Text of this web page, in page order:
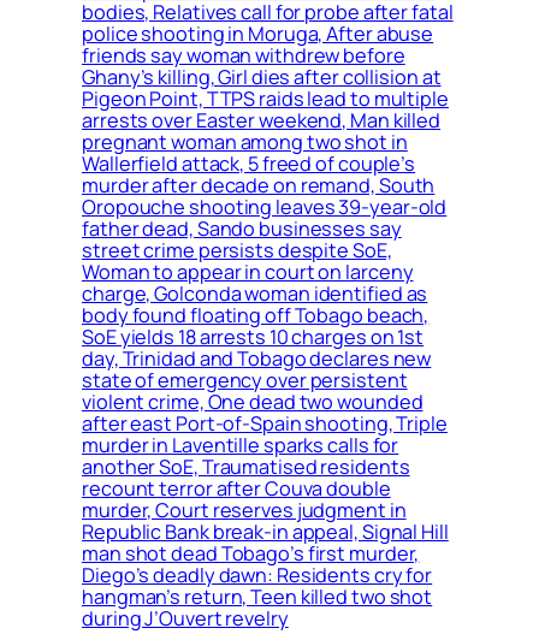
bodies, Relatives call for probe after fatal
police shooting in Moruga, After abuse
friends say woman withdrew before
Ghany’s killing, Girl dies after collision at
Pigeon Point, TTPS raids lead to multiple
arrests over Easter weekend, Man killed
pregnant woman among two shot in
Wallerfield attack, 5 freed of couple’s
murder after decade on remand, South
Oropouche shooting leaves 39-year-old
father dead, Sando businesses say
street crime persists despite SoE,
Woman to appear in court on larceny
charge, Golconda woman identified as
body found floating off Tobago beach,
SoE yields 18 arrests 10 charges on 1st
day, Trinidad and Tobago declares new
state of emergency over persistent
violent crime, One dead two wounded
after east Port-of-Spain shooting, Triple
murder in Laventille sparks calls for
another SoE, Traumatised residents
recount terror after Couva double
murder, Court reserves judgment in
Republic Bank break-in appeal, Signal Hill
man shot dead Tobago’s first murder,
Diego’s deadly dawn: Residents cry for
hangman’s return, Teen killed two shot
during J’Ouvert revelry